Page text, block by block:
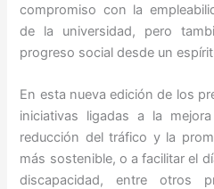
compromiso con la
de la universidad, pero
progreso social desde un
En esta nueva edición de los
iniciativas ligadas a la
reducción del tráfico y la
más sostenible, o a facilitar el
discapacidad, entre otros